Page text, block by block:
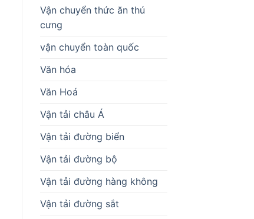
Vận chuyển thức ăn thú
cưng
vận chuyển toàn quốc
Văn hóa
Văn Hoá
Vận tải châu Á
Vận tải đường biển
Vận tải đường bộ
Vận tải đường hàng không
Vận tải đường sắt